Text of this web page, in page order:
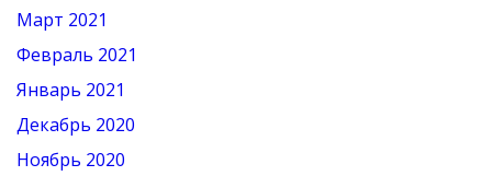
Март 2021
Февраль 2021
Январь 2021
Декабрь 2020
Ноябрь 2020